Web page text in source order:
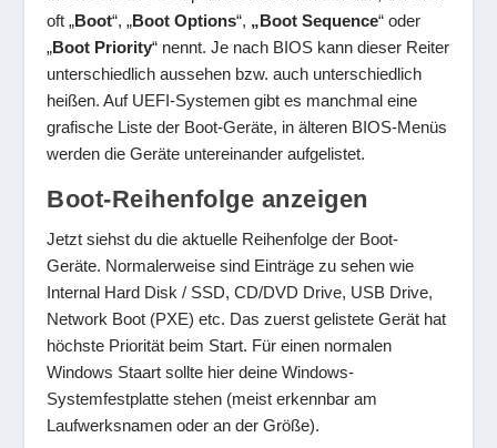
oft „Boot“, „Boot Options“, „Boot Sequence“ oder
„Boot Priority“ nennt. Je nach BIOS kann dieser Reiter
unterschiedlich aussehen bzw. auch unterschiedlich
heißen. Auf UEFI-Systemen gibt es manchmal eine
grafische Liste der Boot-Geräte, in älteren BIOS-Menüs
werden die Geräte untereinander aufgelistet.
Boot-Reihenfolge anzeigen
Jetzt siehst du die aktuelle Reihenfolge der Boot-
Geräte. Normalerweise sind Einträge zu sehen wie
Internal Hard Disk / SSD, CD/DVD Drive, USB Drive,
Network Boot (PXE) etc. Das zuerst gelistete Gerät hat
höchste Priorität beim Start. Für einen normalen
Windows Staart sollte hier deine Windows-
Systemfestplatte stehen (meist erkennbar am
Laufwerksnamen oder an der Größe).